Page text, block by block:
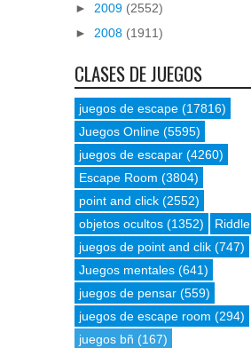
► 2009 (2552)
► 2008 (1911)
CLASES DE JUEGOS
juegos de escape (17816)
Juegos Online (5595)
juegos de escapar (4260)
Escape Room (3804)
point and click (2552)
objetos ocultos (1352) Riddle
juegos de point and clik (747)
Juegos mentales (641)
juegos de pensar (559)
juegos de escape room (294)
juegos bñ (167)